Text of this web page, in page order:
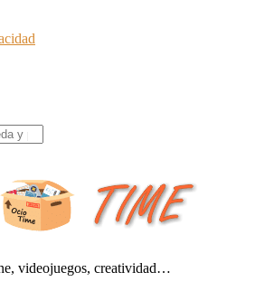
videojuegos, creatividad…